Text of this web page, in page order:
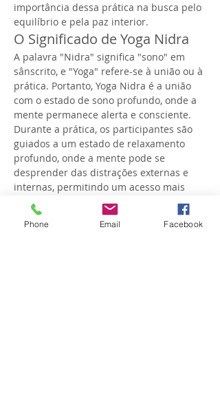
importância dessa prática na busca pelo
equilíbrio e pela paz interior.
O Significado de Yoga Nidra
A palavra "Nidra" significa "sono" em
sânscrito, e "Yoga" refere-se à união ou à
prática. Portanto, Yoga Nidra é a união
com o estado de sono profundo, onde a
mente permanece alerta e consciente.
Durante a prática, os participantes são
guiados a um estado de relaxamento
profundo, onde a mente pode se
desprender das distrações externas e
internas, permitindo um acesso mais
profundo ao seu ser interior.
Benefícios de Yoga Nidra
Phone Email Facebook